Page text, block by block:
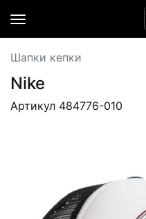
Шапки кепки
Nike
Артикул 484776-010